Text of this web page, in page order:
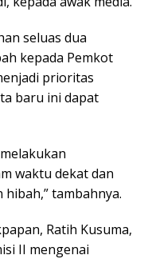
seluas dua
kepada Pemkot
prioritas
baru ini dapat
waktu dekat dan
tambahnya.
Ratih Kusuma,
II mengenai